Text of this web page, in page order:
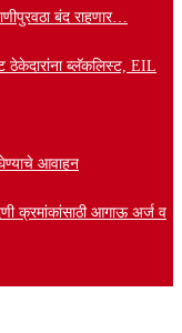
बंद राहणार…
ठेकेदारांना ब्लॅकलिस्ट, EIL
आवाहन
क्रमांकांसाठी आगाऊ अर्ज व